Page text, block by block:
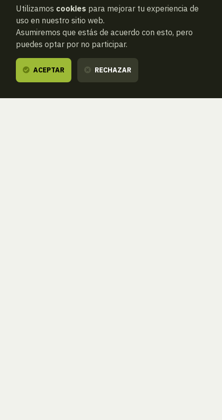
Utilizamos cookies para mejorar tu experiencia de
uso en nuestro sitio web.
Asumiremos que estás de acuerdo con esto, pero
puedes optar por no participar.
ACEPTAR RECHAZAR